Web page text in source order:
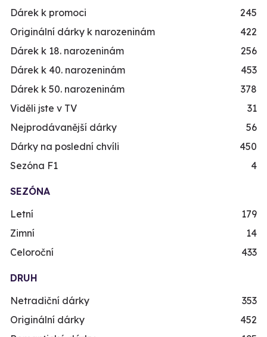
Dárek k promoci
245
Originální dárky k narozeninám
422
Dárek k 18. narozeninám
256
Dárek k 40. narozeninám
453
Dárek k 50. narozeninám
378
Viděli jste v TV
31
Nejprodávanější dárky
56
Dárky na poslední chvíli
450
Sezóna F1
4
SEZÓNA
Letní
179
Zimní
14
Celoroční
433
DRUH
Netradiční dárky
353
Originální dárky
452